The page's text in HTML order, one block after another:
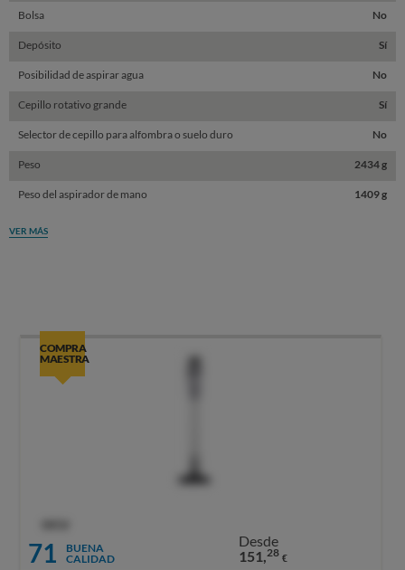
Bolsa No
Depósito Sí
Posibilidad de aspirar agua No
Cepillo rotativo grande Sí
Selector de cepillo para alfombra o suelo duro No
Peso 2434 g
Peso del aspirador de mano 1409 g
VER MÁS
COMPRA
MAESTRA
71
BUENA
CALIDAD
Desde
151,28 €